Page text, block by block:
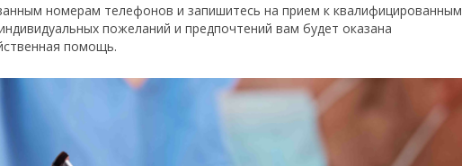
номерам телефонов и запишитесь на прием к квалифицированным
пожеланий и предпочтений вам будет оказана
помощь.